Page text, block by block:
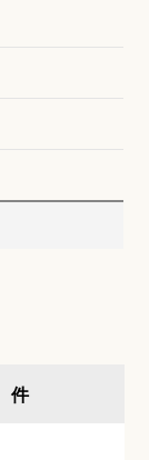
件